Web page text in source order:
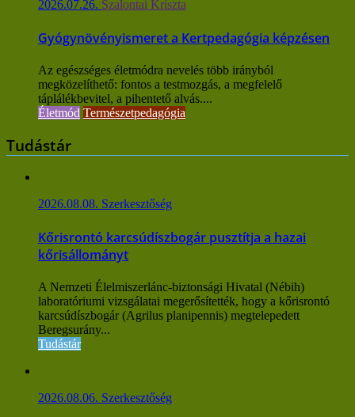
2026.07.26. Szalontai Kriszta
Gyógynövényismeret a Kertpedagógia képzésen
Az egészséges életmódra nevelés több irányból
megközelíthető: fontos a testmozgás, a megfelelő
táplálékbevitel, a pihentető alvás....
Életmód Természetpedagógia
Tudástár
2026.08.08. Szerkesztőség
Kőrisrontó karcsúdíszbogár pusztítja a hazai
kőrisállományt
A Nemzeti Élelmiszerlánc-biztonsági Hivatal (Nébih)
laboratóriumi vizsgálatai megerősítették, hogy a kőrisrontó
karcsúdíszbogár (Agrilus planipennis) megtelepedett
Beregsurány...
Tudástár
2026.08.06. Szerkesztőség